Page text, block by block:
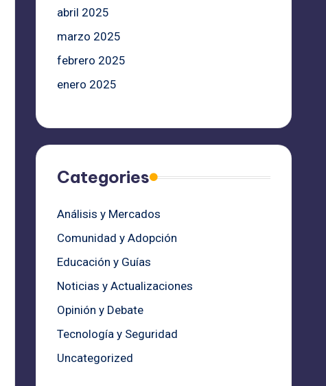
abril 2025
marzo 2025
febrero 2025
enero 2025
Categories
Análisis y Mercados
Comunidad y Adopción
Educación y Guías
Noticias y Actualizaciones
Opinión y Debate
Tecnología y Seguridad
Uncategorized